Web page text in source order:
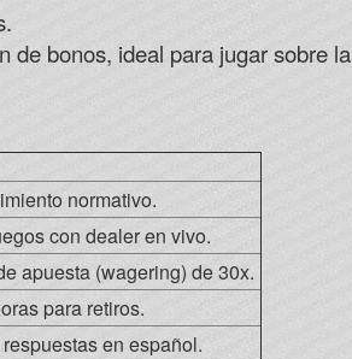
de bonos, ideal para jugar sobre la
normativo.
con dealer en vivo.
apuesta (wagering) de 30x.
para retiros.
en español.